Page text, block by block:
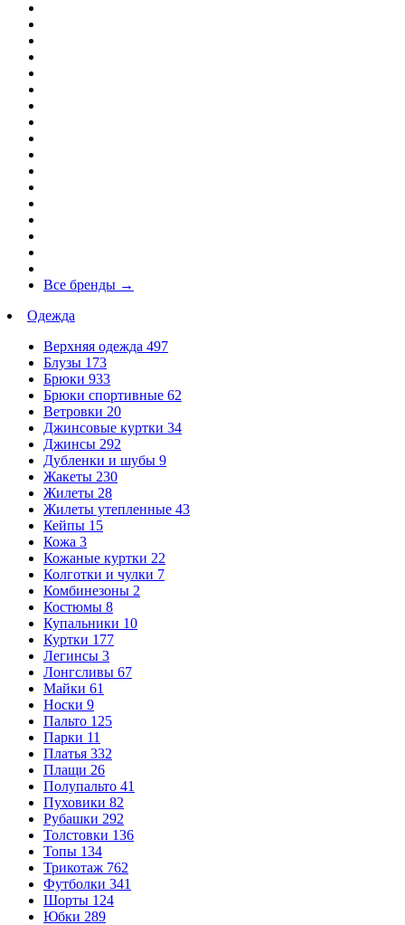
Все бренды →
Одежда
Верхняя одежда 497
Блузы 173
Брюки 933
Брюки спортивные 62
Ветровки 20
Джинсовые куртки 34
Джинсы 292
Дубленки и шубы 9
Жакеты 230
Жилеты 28
Жилеты утепленные 43
Кейпы 15
Кожа 3
Кожаные куртки 22
Колготки и чулки 7
Комбинезоны 2
Костюмы 8
Купальники 10
Куртки 177
Легинсы 3
Лонгсливы 67
Майки 61
Носки 9
Пальто 125
Парки 11
Платья 332
Плащи 26
Полупальто 41
Пуховики 82
Рубашки 292
Толстовки 136
Топы 134
Трикотаж 762
Футболки 341
Шорты 124
Юбки 289